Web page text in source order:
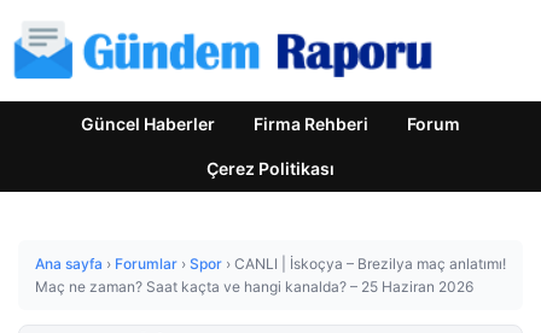
Güncel Haberler Firma Rehberi Forum
Çerez Politikası
Ana sayfa › Forumlar › Spor › CANLI | İskoçya – Brezilya maç anlatımı!
Maç ne zaman? Saat kaçta ve hangi kanalda? – 25 Haziran 2026